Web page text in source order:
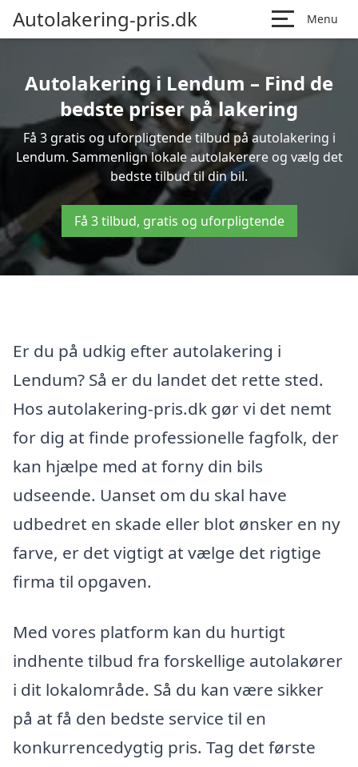
Autolakering-pris.dk Menu
Autolakering i Lendum – Find de
bedste priser på lakering
Få 3 gratis og uforpligtende tilbud på autolakering i
Lendum. Sammenlign lokale autolakerere og vælg det
bedste tilbud til din bil.
Få 3 tilbud, gratis og uforpligtende
Er du på udkig efter autolakering i
Lendum? Så er du landet det rette sted.
Hos autolakering-pris.dk gør vi det nemt
for dig at finde professionelle fagfolk, der
kan hjælpe med at forny din bils
udseende. Uanset om du skal have
udbedret en skade eller blot ønsker en ny
farve, er det vigtigt at vælge det rigtige
firma til opgaven.
Med vores platform kan du hurtigt
indhente tilbud fra forskellige autolakører
i dit lokalområde. Så du kan være sikker
på at få den bedste service til en
konkurrencedygtig pris. Tag det første